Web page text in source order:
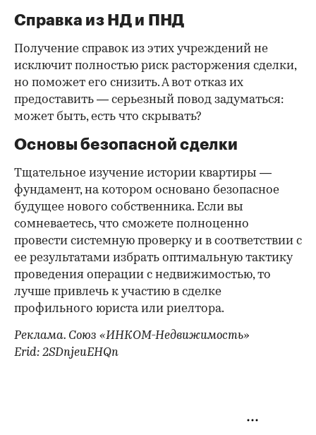
Справка из НД и ПНД
Получение справок из этих учреждений не
исключит полностью риск расторжения сделки,
но поможет его снизить. А вот отказ их
предоставить — серьезный повод задуматься:
может быть, есть что скрывать?
Основы безопасной сделки
Тщательное изучение истории квартиры —
фундамент, на котором основано безопасное
будущее нового собственника. Если вы
сомневаетесь, что сможете полноценно
провести системную проверку и в соответствии с
ее результатами избрать оптимальную тактику
проведения операции с недвижимостью, то
лучше привлечь к участию в сделке
профильного юриста или риелтора.
Реклама. Союз «ИНКОМ-Недвижимость»
Erid: 2SDnjeuEHQn